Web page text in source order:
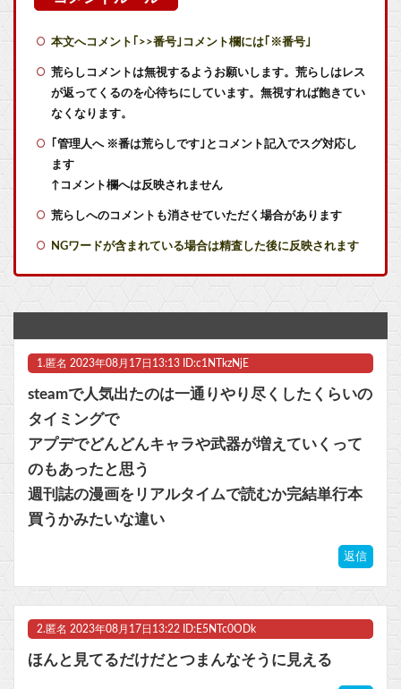
PS5『SAROS』、2999円！
【急募】デブが主人公のゲームにありがちな事
きまぐれオレンジロードみたいな青春を送りたいなっっっっ
【ウマ娘】ライトハロー × 島風衣装とかいう凶悪すぎる組み合わせｗｗｗ「大変なことに…」
【ラブライブ！】ハマダ歌謡祭に降幡愛さんが出演他
ニンテンドーダイレクトってやる意味あるの？
ビットコイン再び1600万円へ。ドル円は147円に
本文へコメント｢>>番号｣コメント欄には｢※番号｣
荒らしコメントは無視するようお願いします。荒らしはレス
が返ってくるのを心待ちにしています。無視すれば飽きてい
なくなります。
｢管理人へ ※番は荒らしです｣とコメント記入でスグ対応し
ます
↑コメント欄へは反映されません
荒らしへのコメントも消させていただく場合があります
NGワードが含まれている場合は精査した後に反映されます
1. 匿名 2023年08月17日13:13 ID:c1NTkzNjE
steamで人気出たのは一通りやり尽くしたくらいの
タイミングで
アプデでどんどんキャラや武器が増えていくって
のもあったと思う
週刊誌の漫画をリアルタイムで読むか完結単行本
買うかみたいな違い
返信
2. 匿名 2023年08月17日13:22 ID:E5NTc0ODk
ほんと見てるだけだとつまんなそうに見える